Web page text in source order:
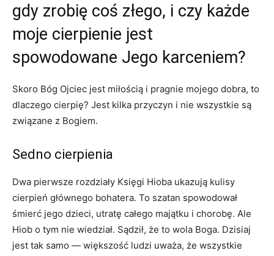
gdy zrobię coś złego, i czy każde
moje cierpienie jest
spowodowane Jego karceniem?
Skoro Bóg Ojciec jest miłością i pragnie mojego dobra, to
dlaczego cierpię? Jest kilka przyczyn i nie wszystkie są
związane z Bogiem.
Sedno cierpienia
Dwa pierwsze rozdziały Księgi Hioba ukazują kulisy
cierpień głównego bohatera. To szatan spowodował
śmierć jego dzieci, utratę całego majątku i chorobę. Ale
Hiob o tym nie wiedział. Sądził, że to wola Boga. Dzisiaj
jest tak samo — większość ludzi uważa, że wszystkie